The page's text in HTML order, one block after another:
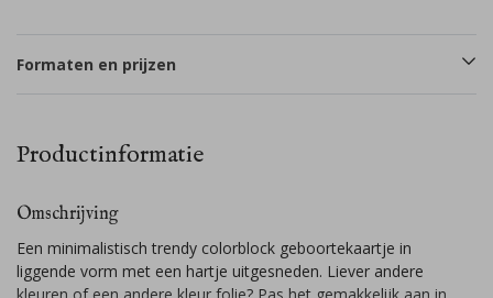
Formaten en prijzen
Productinformatie
Omschrijving
Een minimalistisch trendy colorblock geboortekaartje in
liggende vorm met een hartje uitgesneden. Liever andere